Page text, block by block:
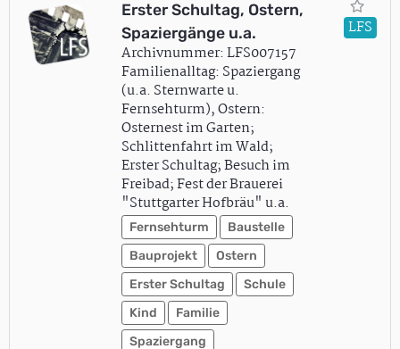
Erster Schultag, Ostern,
Spaziergänge u.a.
Archivnummer: LFS007157
Familienalltag: Spaziergang
(u.a. Sternwarte u.
Fernsehturm), Ostern:
Osternest im Garten;
Schlittenfahrt im Wald;
Erster Schultag; Besuch im
Freibad; Fest der Brauerei
"Stuttgarter Hofbräu" u.a.
Fernsehturm
Baustelle
Bauprojekt
Ostern
Erster Schultag
Schule
Kind
Familie
Spaziergang
LFS